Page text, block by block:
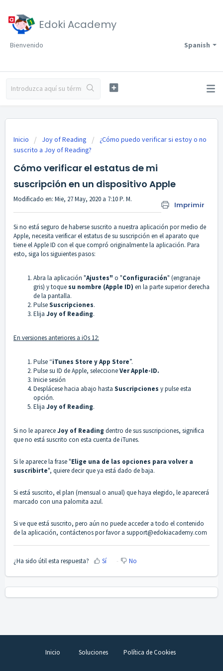
Edoki Academy
Spanish
Bienvenido
Inicio Joy of Reading
¿Cómo puedo verificar si estoy o no
suscrito a Joy of Reading?
Cómo verificar el estatus de mi
suscripción en un dispositivo Apple
Imprimir
Modificado en: Mie, 27 May, 2020 a 7:10 P. M.
Si no está seguro de haberse suscrito a nuestra aplicación por medio de
Apple, necesita verificar el estatus de su suscripción en el aparato que
tiene el Apple ID con el que compró originalmente la aplicación. Para
esto, siga los siguientes pasos:
Abra la aplicación "Ajustes" o "Configuración" (engranaje
gris) y toque su nombre (Apple ID) en la parte superior derecha
de la pantalla.
PulseSuscripciones.
Elija Joy of Reading.
En versiones anteriores a iOs 12:
Pulse “iTunes Store y App Store”.
Pulse su ID de Apple, seleccioneVer Apple-ID.
Inicie sesión
Desplácese hacia abajo hasta Suscripciones y pulse esta
opción.
Elija Joy of Reading.
Si no le apareceJoy of Reading dentro de sus suscripciones, significa
que no está suscrito con esta cuenta de iTunes.
Si le aparece la frase "Elige una de las opciones para volver a
suscribirte", quiere decir que ya está dado de baja.
Si está suscrito, el plan (mensual o anual) que haya elegido, le aparecerá
marcado con una palomita azul.
Si ve que está suscrito, pero aún no puede acceder a todo el contenido
de la aplicación, contáctenos por favor a support@edokiacademy.com
¿Ha sido útil esta respuesta? Sí No
Inicio Soluciones Política de Cookies